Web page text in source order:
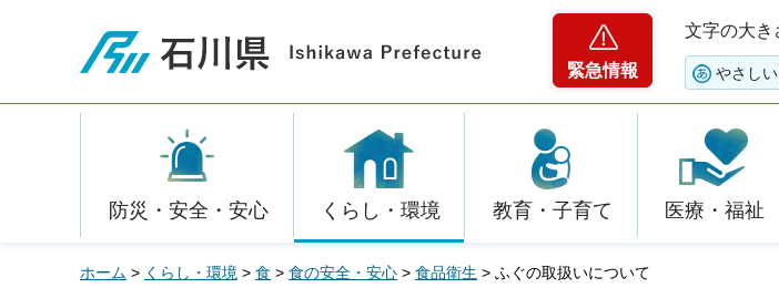
石川県
緊急情報
文字の大き
やさし
防災・安全・安心 くらし・環境 教育・子育て 医療・福祉
ホーム > くらし・環境 > 食 > 食の安全・安心 > 食品衛生 > ふぐの取扱いについて